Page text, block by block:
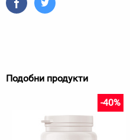
Подобни продукти
-40%